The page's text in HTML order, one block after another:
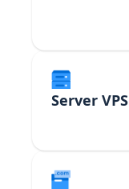
Server VPS